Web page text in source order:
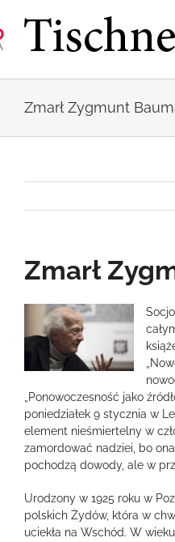
zawartości
Zmarł Zygmunt
Zmarł
Pokaż
większy
obrazek
„Ponowoczesność jako
poniedziałek 9 stycznia w
element nieśmiertelny w
zamordować nadziei, bo
pochodzą dowody, ale w
Urodzony w 1925 roku w
polskich Żydów, która w
uciekła na Wschód. W